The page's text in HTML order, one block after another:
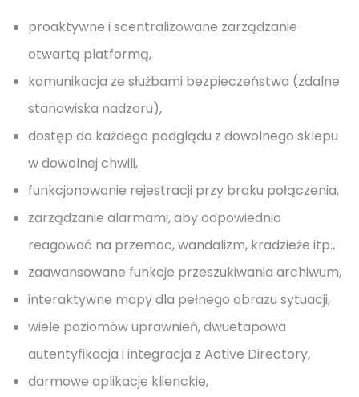
proaktywne i scentralizowane zarządzanie
otwartą platformą,
komunikacja ze służbami bezpieczeństwa (zdalne
stanowiska nadzoru),
dostęp do każdego podglądu z dowolnego sklepu
w dowolnej chwili,
funkcjonowanie rejestracji przy braku połączenia,
zarządzanie alarmami, aby odpowiednio
reagować na przemoc, wandalizm, kradzieże itp.,
zaawansowane funkcje przeszukiwania archiwum,
interaktywne mapy dla pełnego obrazu sytuacji,
wiele poziomów uprawnień, dwuetapowa
autentyfikacja i integracja z Active Directory,
darmowe aplikacje klienckie,